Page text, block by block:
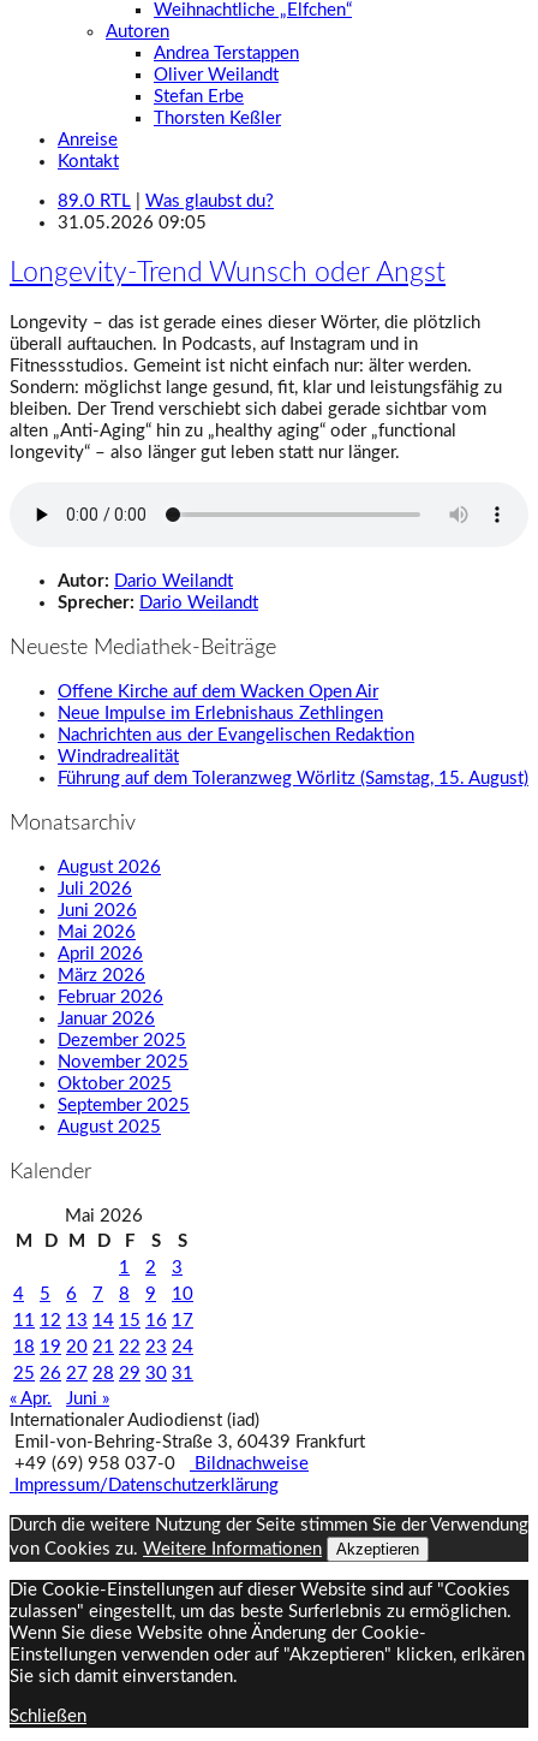
Weihnachtliche „Elfchen“
Autoren
Andrea Terstappen
Oliver Weilandt
Stefan Erbe
Thorsten Keßler
Anreise
Kontakt
89.0 RTL
Was glaubst du?
31.05.2026 09:05
Longevity-Trend Wunsch oder Angst
Longevity – das ist gerade eines dieser Wörter, die plötzlich
überall auftauchen. In Podcasts, auf Instagram und in
Fitnessstudios. Gemeint ist nicht einfach nur: älter werden.
Sondern: möglichst lange gesund, fit, klar und leistungsfähig zu
bleiben. Der Trend verschiebt sich dabei gerade sichtbar vom
alten „Anti-Aging“ hin zu „healthy aging“ oder „functional
longevity“ – also länger gut leben statt nur länger.
Autor: Dario Weilandt
Sprecher: Dario Weilandt
Neueste Mediathek-Beiträge
Offene Kirche auf dem Wacken Open Air
Neue Impulse im Erlebnishaus Zethlingen
Nachrichten aus der Evangelischen Redaktion
Windradrealität
Führung auf dem Toleranzweg Wörlitz (Samstag, 15. August)
Monatsarchiv
August 2026
Juli 2026
Juni 2026
Mai 2026
April 2026
März 2026
Februar 2026
Januar 2026
Dezember 2025
November 2025
Oktober 2025
September 2025
August 2025
Kalender
Mai 2026
M
D M D F S
S
1
2
3
4
5 6 7 8 9
10
11 12 13 14 15 16 17
18 19 20 21 22 23 24
25 26 27 28 29 30 31
« Apr.
Juni »
Internationaler Audiodienst (iad)
Emil‑von‑Behring‑Straße 3, 60439 Frankfurt
+49 (69) 958 037‑0
Bildnachweise
Impressum/Datenschutzerklärung
Durch die weitere Nutzung der Seite stimmen Sie der Verwendung
von Cookies zu. Weitere Informationen Akzeptieren
Die Cookie-Einstellungen auf dieser Website sind auf "Cookies
zulassen" eingestellt, um das beste Surferlebnis zu ermöglichen.
Wenn Sie diese Website ohne Änderung der Cookie-
Einstellungen verwenden oder auf "Akzeptieren" klicken, erlkären
Sie sich damit einverstanden.
Schließen